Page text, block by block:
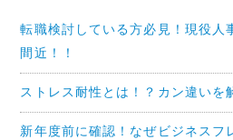
転職検討している方必見！現役人
間近！！
ストレス耐性とは！？カン違いを
新年度前に確認！なぜビジネスフ